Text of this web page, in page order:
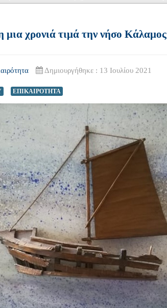
μια χρονιά τιμά την νήσο Κάλαμος
Δημιουργήθηκε : 13 Ιουλίου 2021
ΕΠΙΚΑΙΡΟΤΗΤΑ